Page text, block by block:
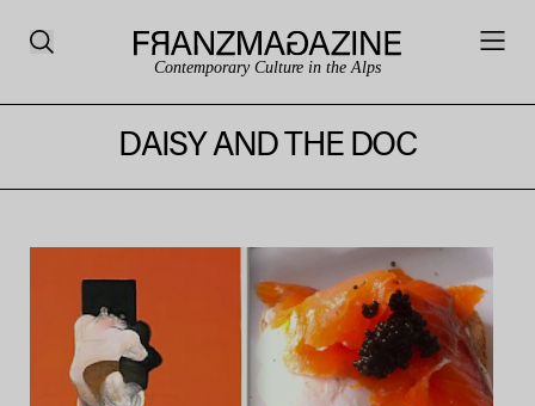
Contemporary Culture in the Alps
DAISY AND THE DOC